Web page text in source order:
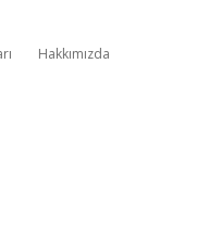
Hakkımızda